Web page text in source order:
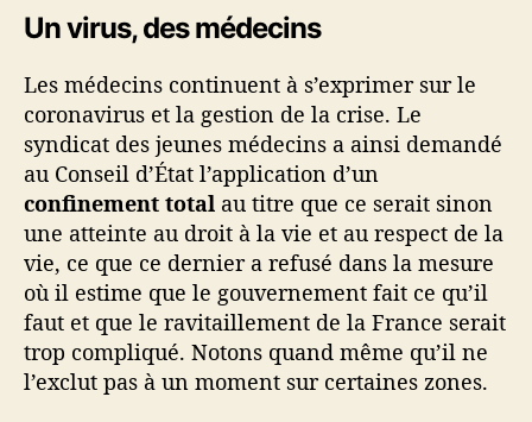
Un virus, des médecins
Les médecins continuent à s’exprimer sur le
coronavirus et la gestion de la crise. Le
syndicat des jeunes médecins a ainsi demandé
au Conseil d’État l’application d’un
confinement total au titre que ce serait sinon
une atteinte au droit à la vie et au respect de la
vie, ce que ce dernier a refusé dans la mesure
où il estime que le gouvernement fait ce qu’il
faut et que le ravitaillement de la France serait
trop compliqué. Notons quand même qu’il ne
l’exclut pas à un moment sur certaines zones.